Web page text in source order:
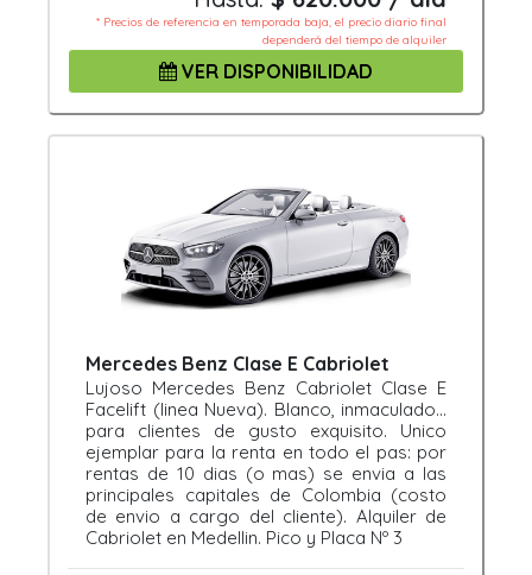
* Precios de referencia en temporada baja, el precio diario final
dependerá del tiempo de alquiler
VER DISPONIBILIDAD
Mercedes Benz Clase E Cabriolet
Lujoso Mercedes Benz Cabriolet Clase E
Facelift (linea Nueva). Blanco, inmaculado...
para clientes de gusto exquisito. Unico
ejemplar para la renta en todo el pas: por
rentas de 10 dias (o mas) se envia a las
principales capitales de Colombia (costo
de envio a cargo del cliente). Alquiler de
Cabriolet en Medellin. Pico y Placa Nº 3